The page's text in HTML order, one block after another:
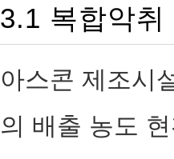
3.1 복합악
아스콘 제조시
의 배출 농도